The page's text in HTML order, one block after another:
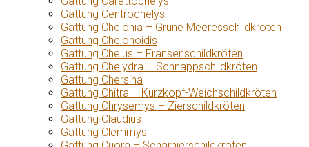
Gattung Centrochelys
Gattung Chelonia – Grüne Meeresschildkröten
Gattung Chelonoidis
Gattung Chelus – Fransenschildkröten
Gattung Chelydra – Schnappschildkröten
Gattung Chersina
Gattung Chitra – Kurzkopf-Weichschildkröten
Gattung Chrysemys – Zierschildkröten
Gattung Claudius
Gattung Clemmys